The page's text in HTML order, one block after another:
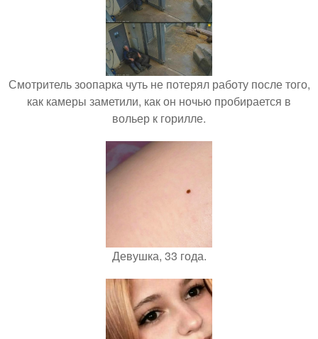
Смотритель зоопарка чуть не потерял работу после того,
как камеры заметили, как он ночью пробирается в
вольер к горилле.
Девушка, 33 года.